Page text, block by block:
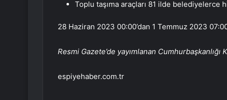
Toplu taşıma araçları 81 ilde belediyelerce
28 Haziran 2023 00:00’dan 1 Temmuz 2023
Resmi Gazete’de yayımlanan Cumhurbaşkanlığı
espiyehaber.com.tr